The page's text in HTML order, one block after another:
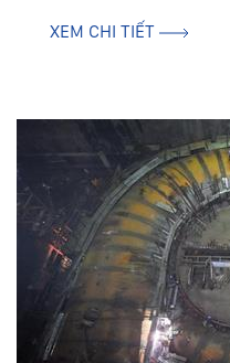
kết quả phát triển
XEM CHI TIẾT